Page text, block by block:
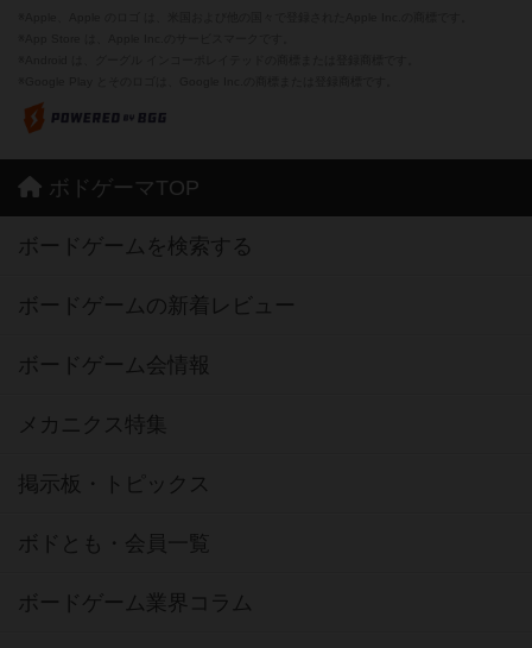
ボドゲーマTOP
ボードゲームを検索する
ボードゲームの新着レビュー
ボードゲーム会情報
メカニクス特集
掲示板・トピックス
ボドとも・会員一覧
ボードゲーム業界コラム